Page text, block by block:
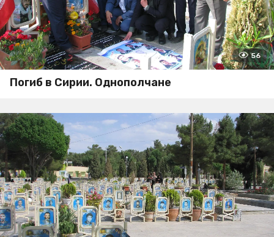
56
Погиб в Сирии. Однополчане